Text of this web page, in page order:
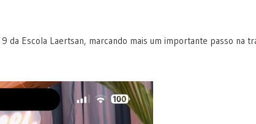
da Escola Laertsan, marcando mais um importante passo na